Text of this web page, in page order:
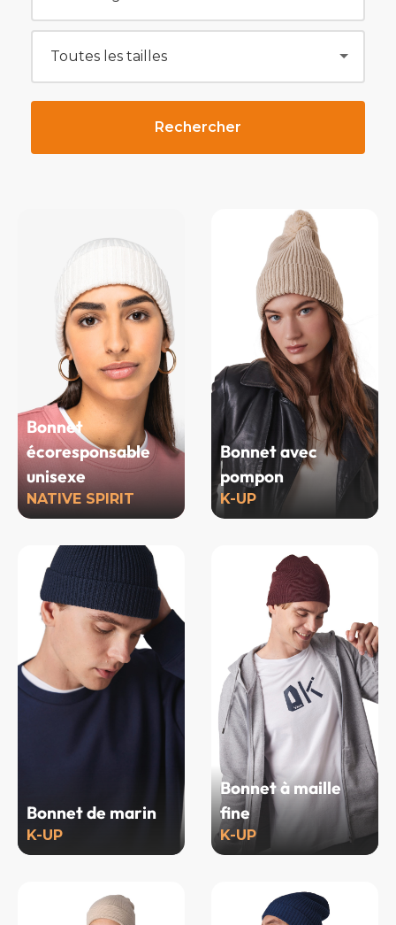
Rechercher
Bonnet
écoresponsable
unisexe
NATIVE SPIRIT
Bonnet avec
pompon
K-UP
Bonnet de marin
K-UP
Bonnet à maille
fine
K-UP